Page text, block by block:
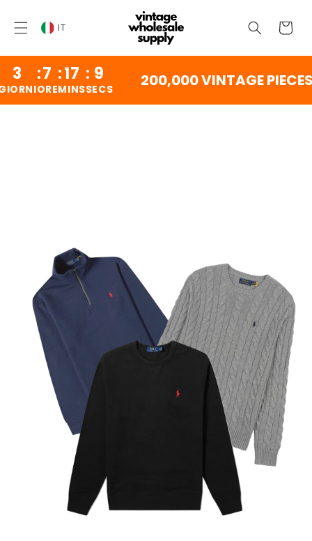
CONTENUTO
Carrello
IT
: :
ORE
17 :
MINS
9
SECS 200,000 VINTAGE PIECES